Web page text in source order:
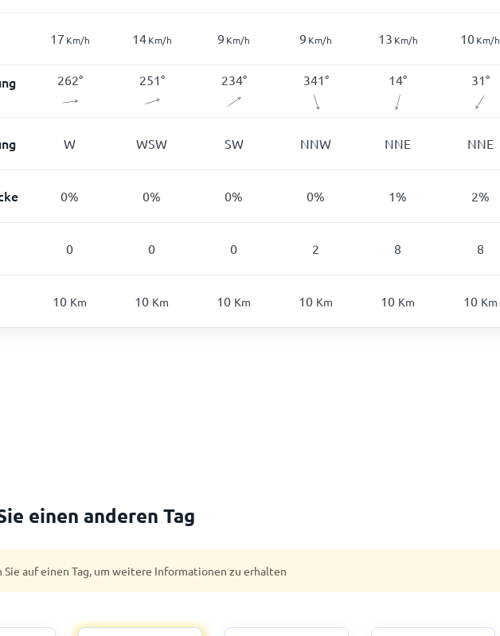
17 Km/h 14 Km/h 9 Km/h 9 Km/h 13 Km/h 10Km/h
262° 251° 234° 341° 14° 31°
W WSW SW NNW NNE NNE
0% 0% 0% 0% 1% 2%
0 0 0 2 8 8
10 Km 10 Km 10 Km 10 Km 10 Km 10 Km
einen anderen Tag
Sie auf einen Tag, um weitere Informationen zu erhalten